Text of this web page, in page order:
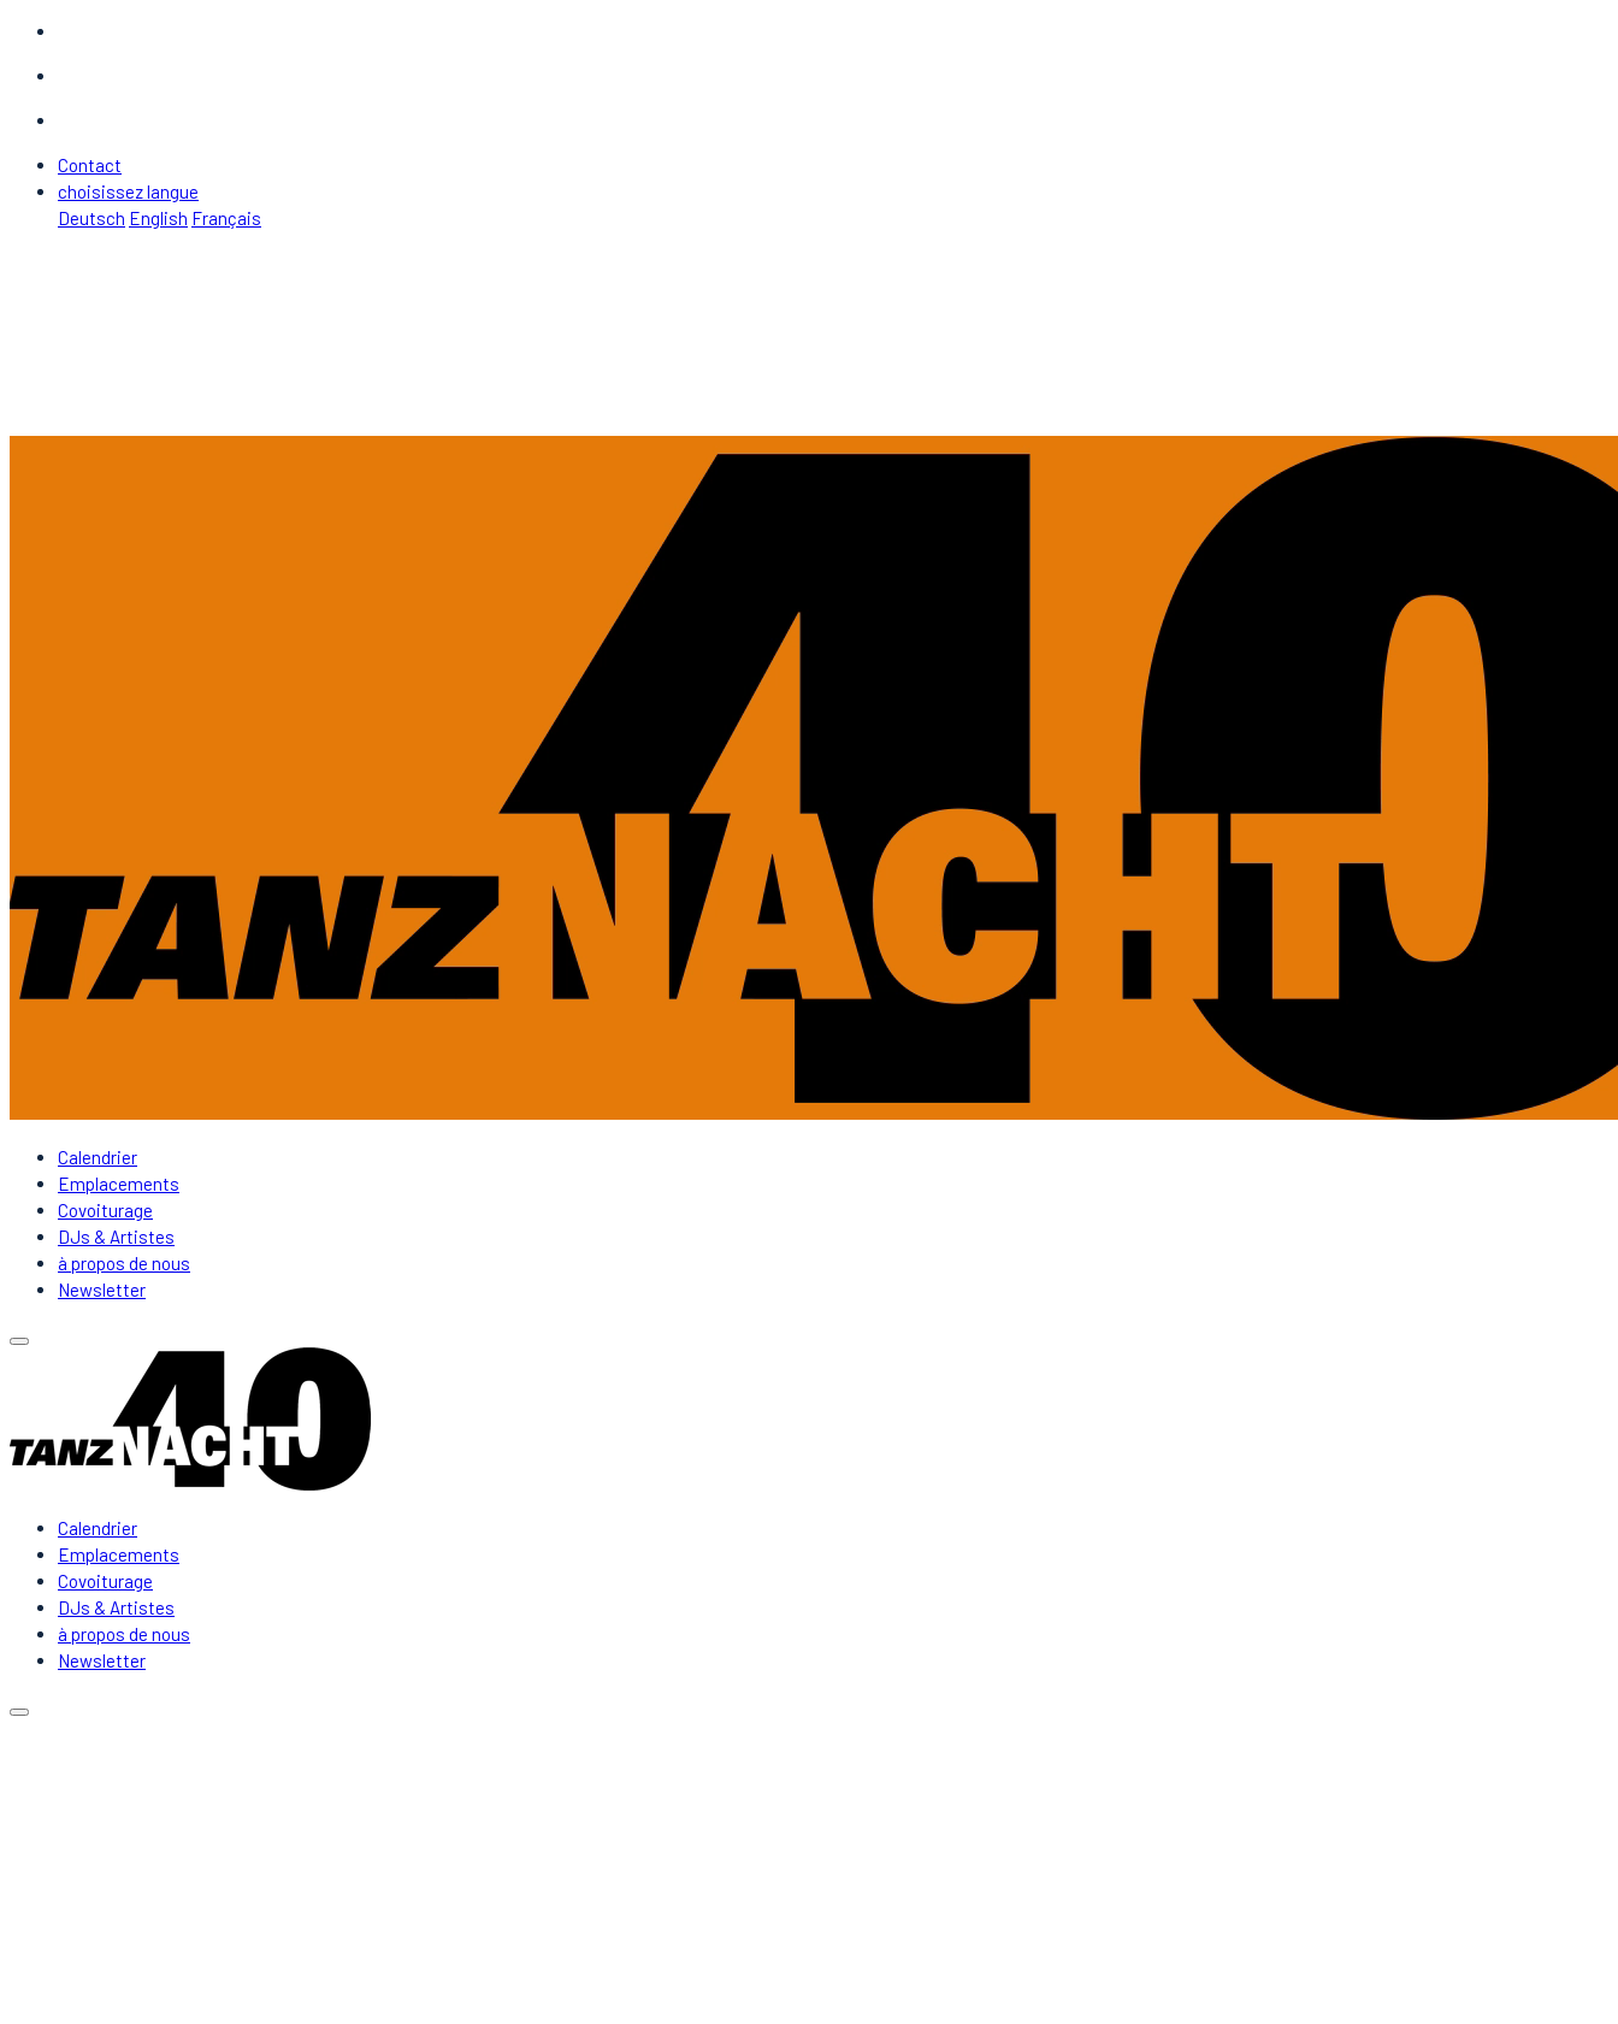
Contact
choisissez langue
Deutsch English Français
Calendrier
Emplacements
Covoiturage
DJs & Artistes
à propos de nous
Newsletter
Calendrier
Emplacements
Covoiturage
DJs & Artistes
à propos de nous
Newsletter